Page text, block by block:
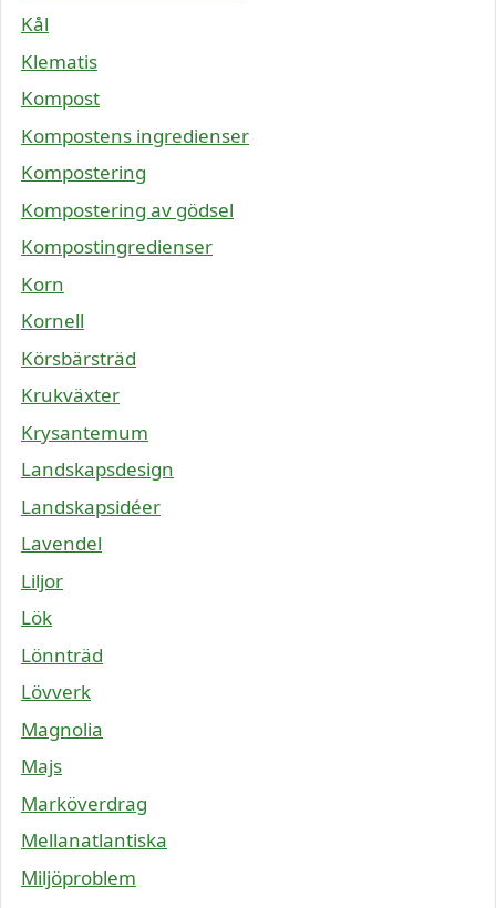
Kål
Klematis
Kompost
Kompostens ingredienser
Kompostering
Kompostering av gödsel
Kompostingredienser
Korn
Kornell
Körsbärsträd
Krukväxter
Krysantemum
Landskapsdesign
Landskapsidéer
Lavendel
Liljor
Lök
Lönnträd
Lövverk
Magnolia
Majs
Marköverdrag
Mellanatlantiska
Miljöproblem